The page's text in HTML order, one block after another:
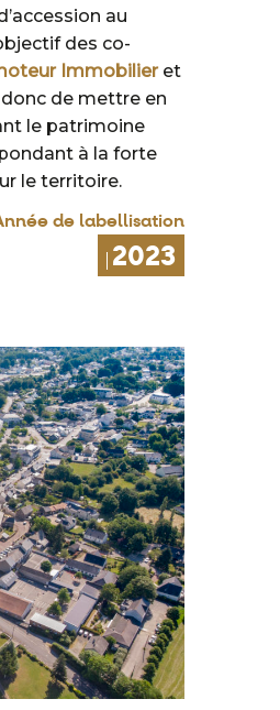
au
des co-
Immobilieret
de mettre en
le patrimoine
à la forte
le territoire.
de labellisation
2023